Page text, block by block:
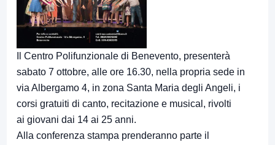
Il Centro Polifunzionale di Benevento, presenterà
sabato 7 ottobre, alle ore 16.30, nella propria sede in
via Albergamo 4, in zona Santa Maria degli Angeli, i
corsi gratuiti di canto, recitazione e musical, rivolti
ai giovani dai 14 ai 25 anni.
Alla conferenza stampa prenderanno parte il